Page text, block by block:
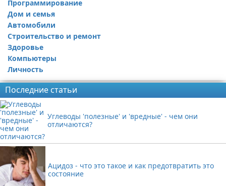
Программирование
Дом и семья
Автомобили
Строительство и ремонт
Здоровье
Компьютеры
Личность
Последние статьи
Углеводы 'полезные' и 'вредные' - чем они
отличаются?
Ацидоз - что это такое и как предотвратить это
состояние